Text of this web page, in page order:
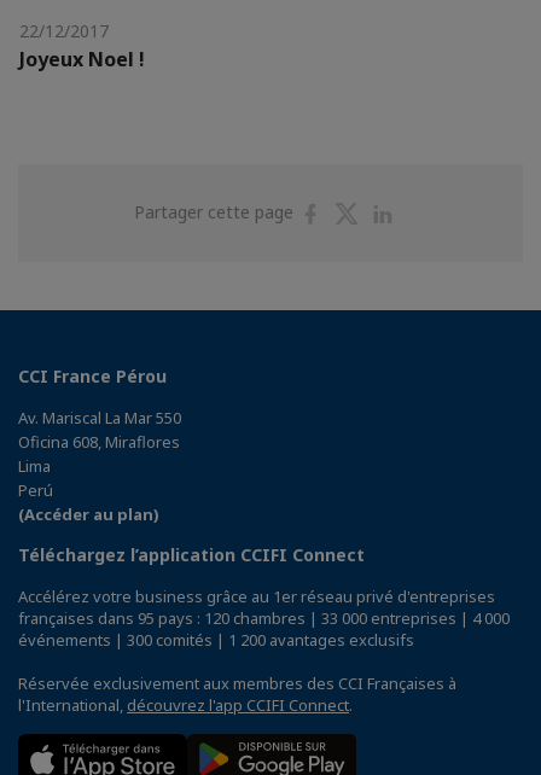
22/12/2017
Joyeux Noel !
Partager cette page
PartagerPartager
CCI France Pérou
Av. Mariscal La Mar 550
Oficina 608, Miraflores
Lima
Perú
(Accéder au plan)
Téléchargez l’application CCIFI Connect
Accélérez votre business grâce au 1er réseau privé d'entreprises
françaises dans 95 pays : 120 chambres | 33 000 entreprises | 4 000
événements | 300 comités | 1 200 avantages exclusifs
Réservée exclusivement aux membres des CCI Françaises à
l'International, découvrez l'app CCIFI Connect.